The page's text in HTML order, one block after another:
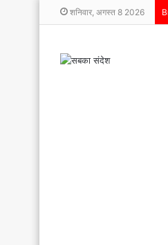
शनिवार, अगस्त 8 2026